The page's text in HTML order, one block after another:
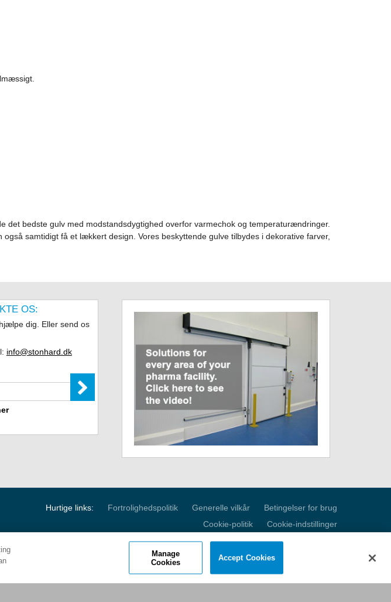
bedste gulv med modstandsdygtighed overfor varmechok og temperaturændringer.
samtidigt få et lækkert design. Vores beskyttende gulve tilbydes i dekorative farver,
OS:
dig. Eller send os
info@stonhard.dk
Hurtige links: Fortrolighedspolitik Generelle vilkår
Betingelser for brug
Cookie-politik
Cookie-indstillinger
Manage
Cookies
Accept Cookies